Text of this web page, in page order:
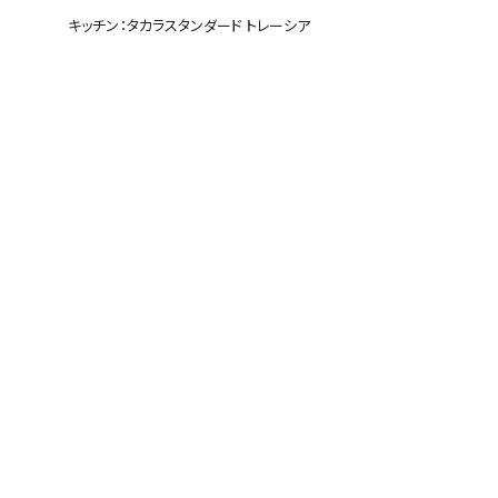
キッチン：タカラスタンダード トレーシア